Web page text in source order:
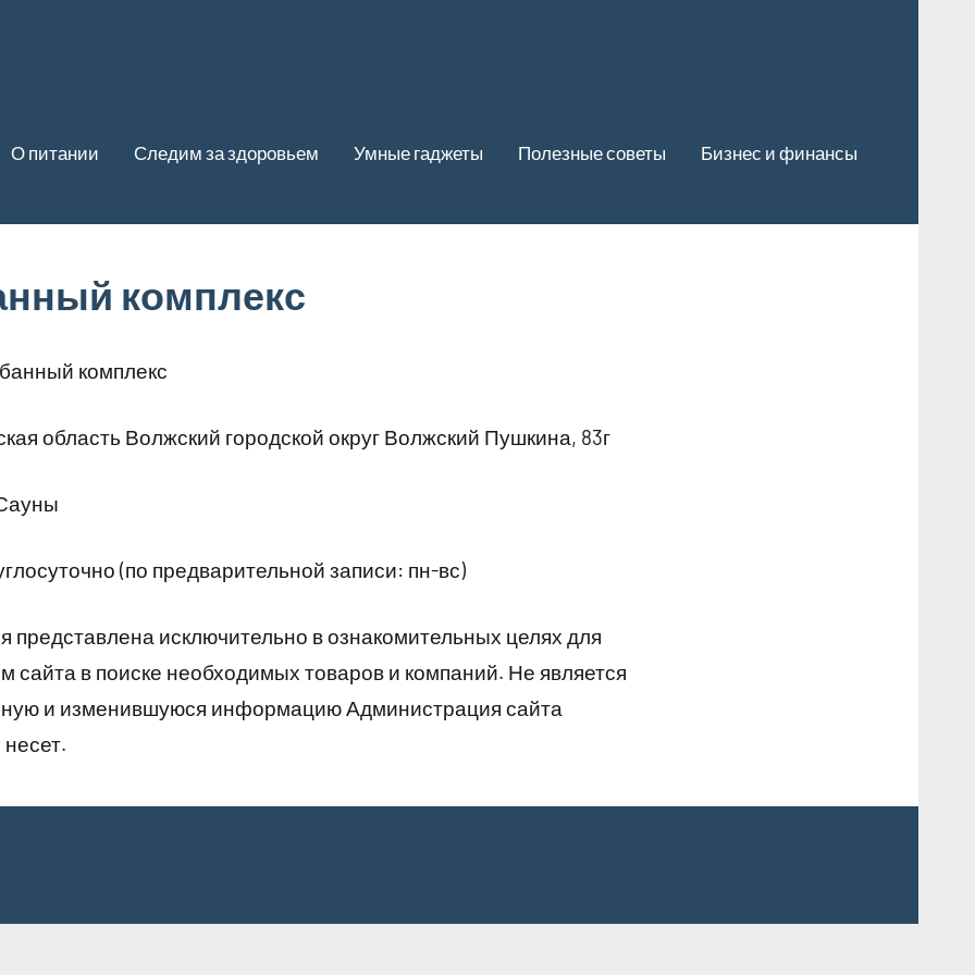
О питании Следим за здоровьем Умные гаджеты Полезные советы Бизнес и финансы
комплекс
комплекс
область Волжский городской округ Волжский Пушкина, 83г
(по предварительной записи: пн-вс)
исключительно в ознакомительных целях для
сайта в поиске необходимых товаров и компаний. Не является
и изменившуюся информацию Администрация сайта